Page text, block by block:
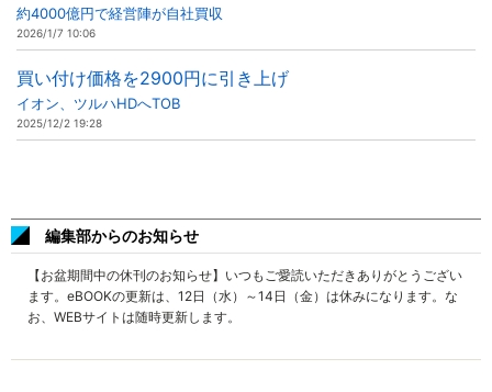
約4000億円で経営陣が自社買収
2026/1/7 10:06
買い付け価格を2900円に引き上げ
イオン、ツルハHDへTOB
2025/12/2 19:28
編集部からのお知らせ
【お盆期間中の休刊のお知らせ】いつもご愛読いただきありがとうござい
ます。eBOOKの更新は、12日（水）～14日（金）は休みになります。な
お、WEBサイトは随時更新します。